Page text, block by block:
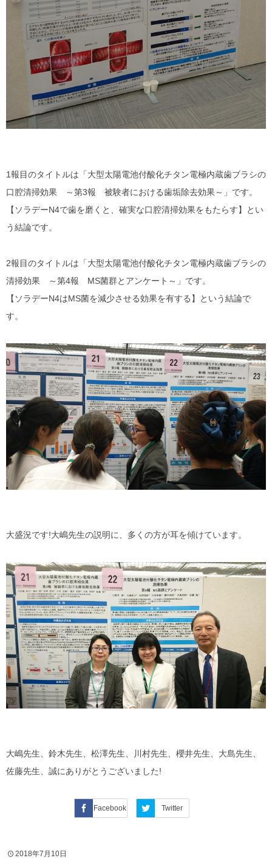
1報目のタイトルは「大型太陽電池付酸化チタン電極内蔵歯ブラシの
口腔清掃効果 ～第3報 被験者における歯垢除去効果～」です。
【ソラデーN4で歯を磨くと、確実な口腔清掃効果をもたらす】とい
う結論です。
2報目のタイトルは「大型太陽電池付酸化チタン電極内蔵歯ブラシの
清掃効果 ～第4報 MS菌群とアンケート～」です。
【ソラデーN4はMS菌を減少させる効果を有する】という結論で
す。
大盛況です!大嶋先生の説明に、多くの方が耳を傾けています。
大嶋先生、鈴木先生、松澤先生、川村先生、櫻井先生、大島先生、
佐藤先生、誠にありがとうございました!
Facebook Twitter
2018年7月10日